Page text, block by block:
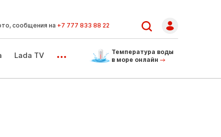
сообщения на +7 777 833 88 22
Lada TV ...
Температура воды
в море онлайн